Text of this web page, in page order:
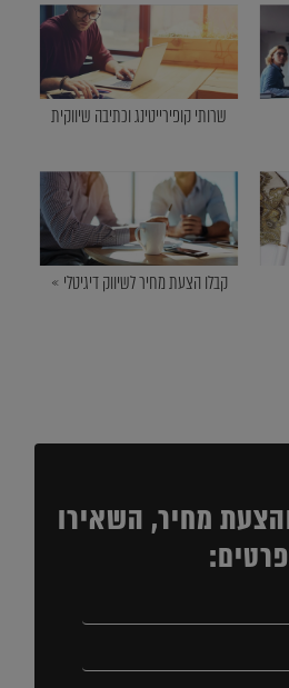
שרותי קופירייטינג וכתיבה שיווקית
קבלו הצעת מחיר לשיווק דיגיטלי »
מחיר, השאירו
פרטים: